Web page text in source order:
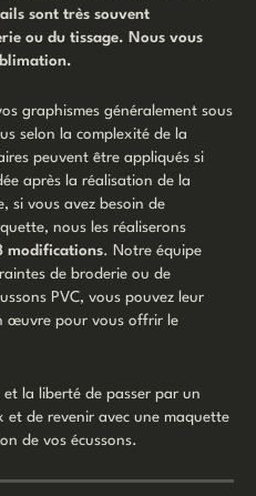
sont très souvent
ou du tissage. Nous vous
graphismes généralement sous
selon la complexité de la
peuvent être appliqués si
après la réalisation de la
si vous avez besoin de
nous les réaliserons
modifications. Notre équipe
de broderie ou de
PVC, vous pouvez leur
œuvre pour vous offrir le
la liberté de passer par un
de revenir avec une maquette
de vos écussons.